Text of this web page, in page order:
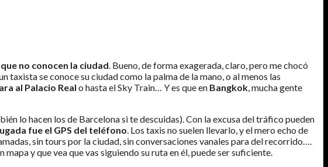
no conocen la ciudad. Bueno, de forma exagerada, claro, pero me chocó
taxista se conoce su ciudad como la palma de la mano, o al menos las
al Palacio Real o hasta el Sky Train… Y es que en Bangkok, mucha gente
lo hacen los de Barcelona si te descuidas). Con la excusa del tráfico pueden
fue el GPS del teléfono. Los taxis no suelen llevarlo, y el mero echo de
sin tours por la ciudad, sin conversaciones vanales para del recorrido….
y que vea que vas siguiendo su ruta en él, puede ser suficiente.